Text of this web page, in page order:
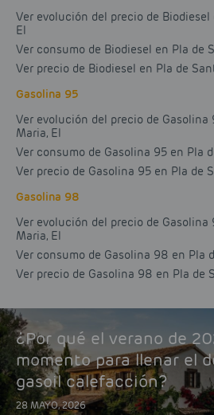
Ver evolución del precio de
El
Ver consumo de Biodiesel en Pla de
Ver precio de Biodiesel en Pla de
Gasolina 95
Ver evolución del precio de Gasolina
Maria, El
Ver consumo de Gasolina 95 en Pla
Ver precio de Gasolina 95 en Pla de
Gasolina 98
Ver evolución del precio de Gasolina
Maria, El
Ver consumo de Gasolina 98 en Pla
Ver precio de Gasolina 98 en Pla de
¿Por qué el verano de
momento para llenar el
gasoil calefacción?
28 MAYO, 2026